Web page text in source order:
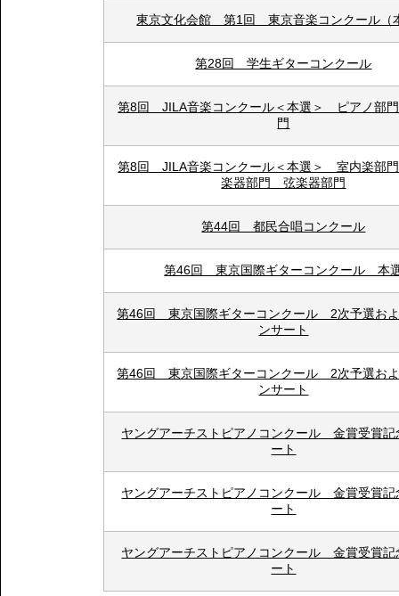
東京文化会館 第1回 東京音楽コンクール（
第28回 学生ギターコンクール
第8回 JILA音楽コンクール＜本選＞ ピアノ部
門
第8回 JILA音楽コンクール＜本選＞ 室内楽部
楽器部門 弦楽器部門
第44回 都民合唱コンクール
第46回 東京国際ギターコンクール 本
第46回 東京国際ギターコンクール 2次予選お
ンサート
第46回 東京国際ギターコンクール 2次予選お
ンサート
ヤングアーチストピアノコンクール 金賞受賞記
ート
ヤングアーチストピアノコンクール 金賞受賞記
ート
ヤングアーチストピアノコンクール 金賞受賞記
ート